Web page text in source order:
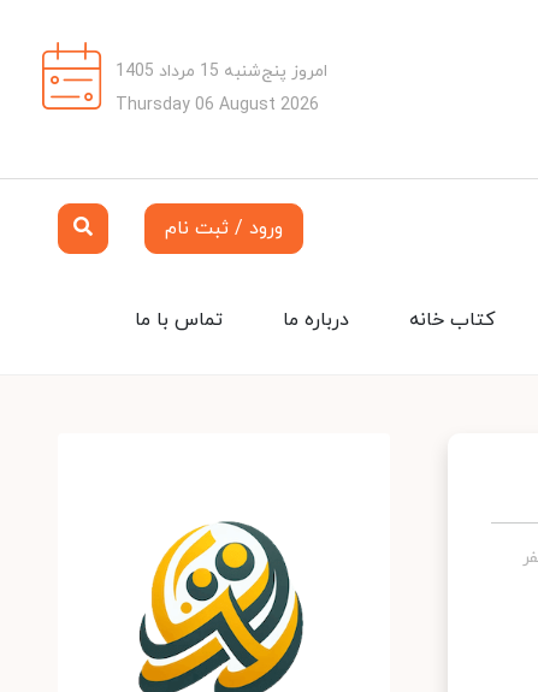
امروز پنج‌شنبه 15 مرداد 1405
Thursday 06 August 2026
ورود / ثبت نام
تماس با ما درباره ما کتاب خانه